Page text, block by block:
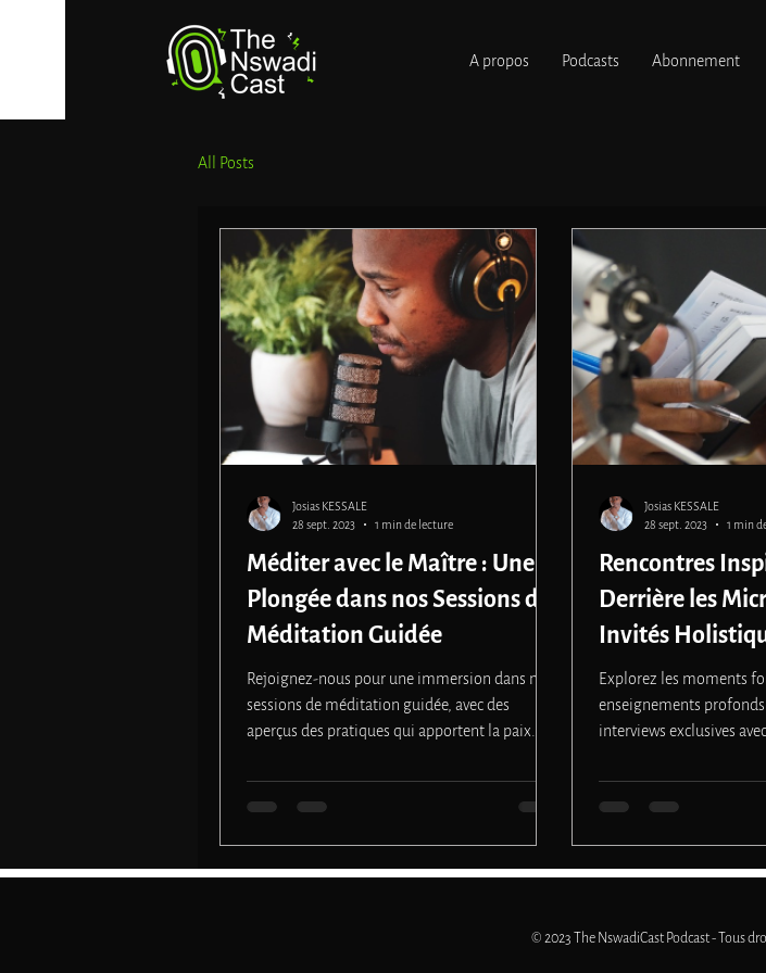
A propos Podcasts Abonnement
All Posts
Méditer avec le Maître : Une
Plongée dans nos Sessions de
Méditation Guidée
Rejoignez-nous pour une immersion dans nos
sessions de méditation guidée, avec des
aperçus des pratiques qui apportent la paix
Josias KESSALE
28 sept. 2023
1 min de lecture
Rencontres
Derrière les
Invités
Explorez les moments
enseignements profonds
interviews exclusives
Josias KESSALE
28 sept. 2023
1 min
© 2023 The NswadiCast Podcast - Tous